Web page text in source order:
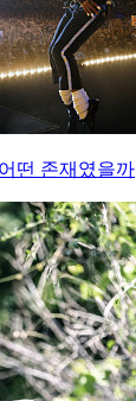
떤 존재였을까